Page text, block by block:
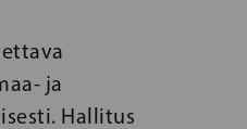
ja
Hallitus